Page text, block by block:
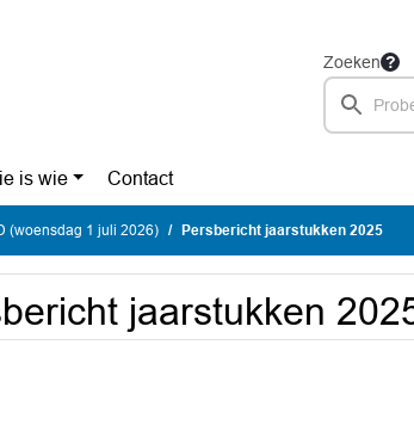
Zoeken
is wie Contact
(woensdag 1 juli 2026) Persbericht jaarstukken 2025
jaarstukken